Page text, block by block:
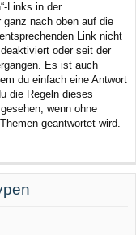
Links in der
nach oben auf die
Link nicht
oder seit der
Es ist auch
du einfach eine Antwort
die Regeln dieses
wenn ohne
geantwortet wird.